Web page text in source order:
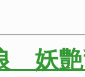
妖艶